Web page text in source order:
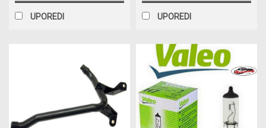
UPOREDI UPOREDI